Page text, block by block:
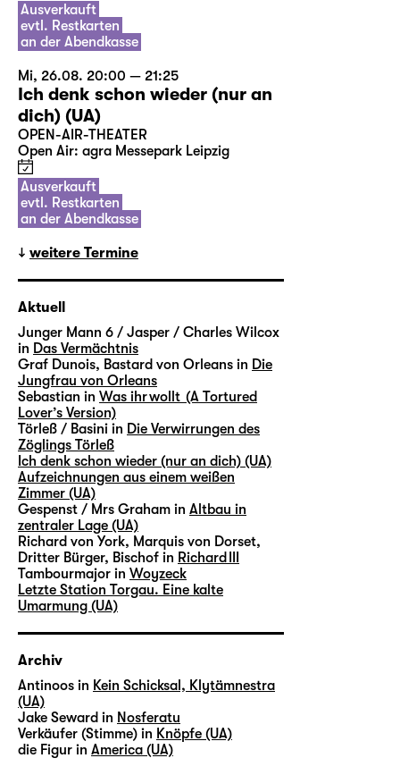
Ausverkauft
evtl. Restkarten
an der Abendkasse
Mi, 26.08. 20:00 — 21:25
Ich denk schon wieder (nur an
dich) (UA)
OPEN-AIR-THEATER
Open Air: agra Messepark Leipzig
Ausverkauft
evtl. Restkarten
an der Abendkasse
weitere Termine
Aktuell
Junger Mann 6 / Jasper / Charles Wilcox
in Das Vermächtnis
Graf Dunois, Bastard von Orleans in Die
Jungfrau von Orleans
Sebastian in Was ihr wollt (A Tortured
Lover’s Version)
Törleß / Basini in Die Verwirrungen des
Zöglings Törleß
Ich denk schon wieder (nur an dich) (UA)
Aufzeichnungen aus einem weißen
Zimmer (UA)
Gespenst / Mrs Graham in Altbau in
zentraler Lage (UA)
Richard von York, Marquis von Dorset,
Dritter Bürger, Bischof in Richard III
Tambourmajor in Woyzeck
Letzte Station Torgau. Eine kalte
Umarmung (UA)
Archiv
Antinoos in Kein Schicksal, Klytämnestra
(UA)
Jake Seward in Nosferatu
Verkäufer (Stimme) in Knöpfe (UA)
die Figur in America (UA)